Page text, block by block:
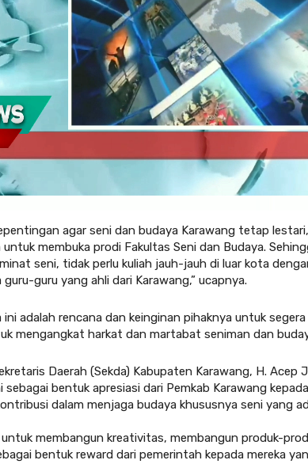
agar seni dan budaya Karawang tetap
membuka prodi Fakultas Seni dan Budaya.
seni, tidak perlu kuliah jauh-jauh di luar kota
guru yang ahli dari Karawang,” ucapnya.
ini adalah rencana dan keinginan pihaknya untuk
mengangkat harkat dan martabat seniman dan
Daerah (Sekda) Kabupaten Karawang, H. Acep
bentuk apresiasi dari Pemkab Karawang
dalam menjaga budaya khususnya seni yang
membangun kreativitas, membangun produk-
bentuk reward dari pemerintah kepada mereka